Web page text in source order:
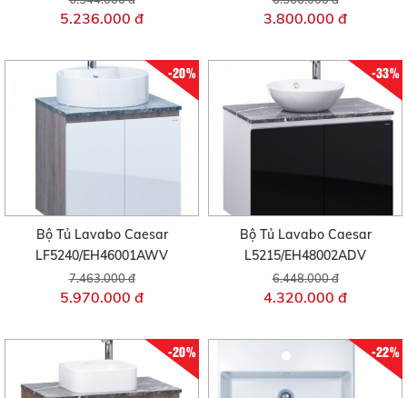
5.236.000 đ 3.800.000 đ
-20%
Bộ Tủ Lavabo Caesar
LF5240/EH46001AWV
7.463.000 đ
5.970.000 đ
-33%
Bộ Tủ Lavabo Caesar
L5215/EH48002ADV
6.448.000 đ
4.320.000 đ
-20% -22%